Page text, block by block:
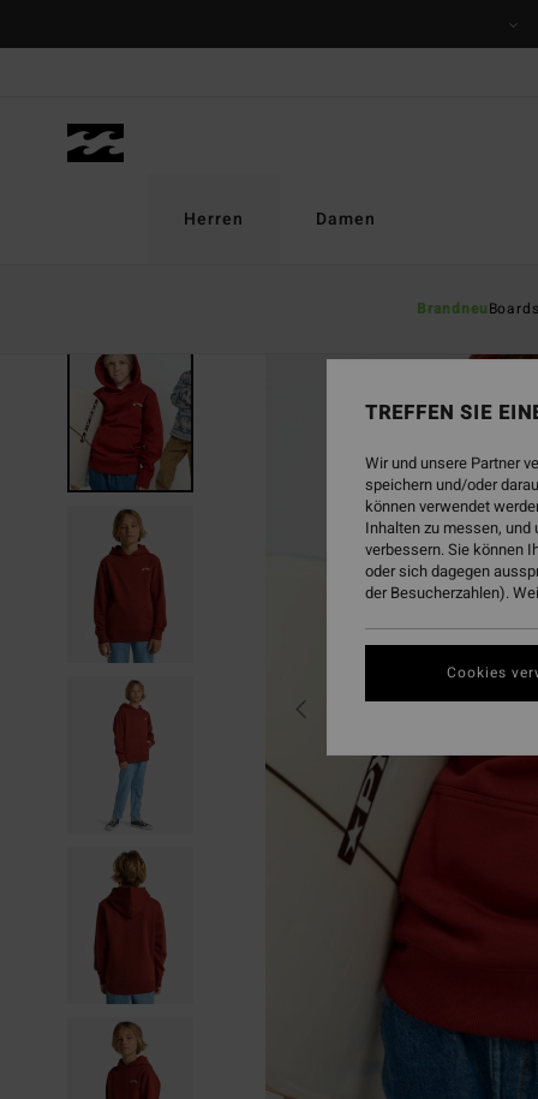
Herren
Brandneu
Damen
TREFFEN SIE
Wir und unsere Partner
speichern und/oder
können verwendet
Inhalten zu messen, und
verbessern. Sie können
oder sich dagegen
der Besucherzahlen).
Cookies